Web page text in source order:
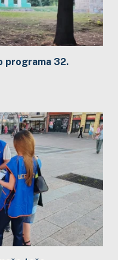
programa 32.